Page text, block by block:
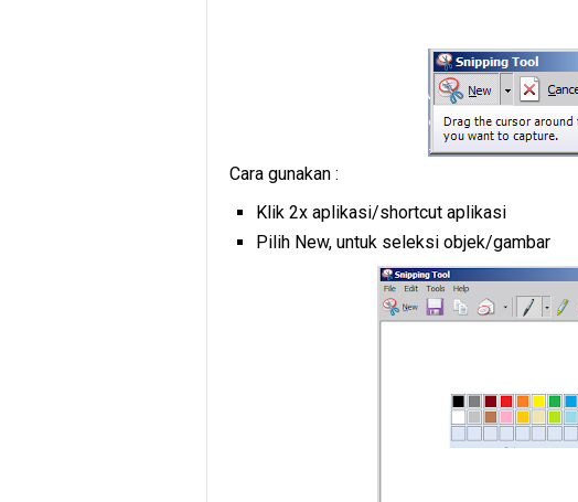
Cara gunakan :
Klik 2x aplikasi/shortcut aplikasi
Pilih New, untuk seleksi objek/gambar